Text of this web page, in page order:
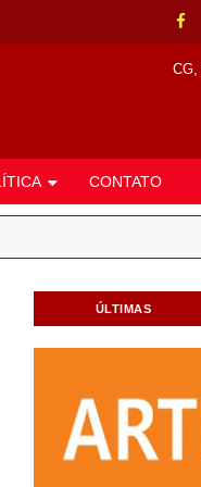
CG,
CONTATO
ÚLTIMAS